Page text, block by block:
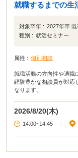
就職するまでの生
対象卒年 : 2027年卒 既
種別 : 就活セミナー
属性 : 個別相談
就職活動の方向性や適職
経験豊かな相談員が対応
なります。
2026/8/20(木)
14:00~14:45 |